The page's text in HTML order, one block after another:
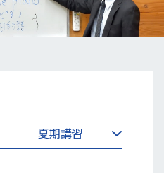
夏期講習